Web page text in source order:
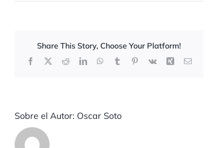
Share This Story, Choose Your Platform!
Facebook
X RedditLinkedInWhatsApp
TumblrPinterest
Vk Xing Correo
Sobre el Autor: Oscar Soto